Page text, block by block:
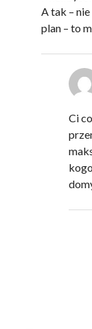
A tak –
plan – to
Ci